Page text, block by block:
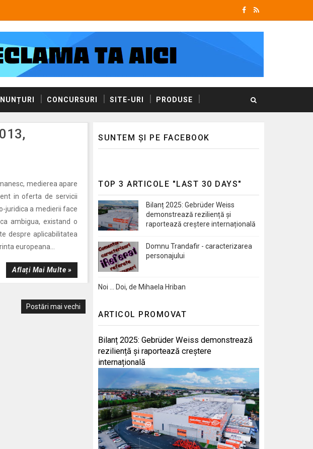
CONCURSURI SITE-URI PRODUSE
medierea apare
in oferta de servicii
juridica a medierii face
ambigua, existand o
despre aplicabilitatea
europeana...
Aflați Mai Multe »
Postări mai vechi
SUNTEM ȘI PE FACEBOOK
TOP 3 ARTICOLE "LAST 30 DAYS"
Bilanț 2025: Gebrüder Weiss
demonstrează reziliență și
raportează creștere internațională
Domnu Trandafir - caracterizarea
personajului
Noi … Doi, de Mihaela Hriban
ARTICOL PROMOVAT
Bilanț 2025: Gebrüder Weiss demonstrează
reziliență și raportează creștere
internațională